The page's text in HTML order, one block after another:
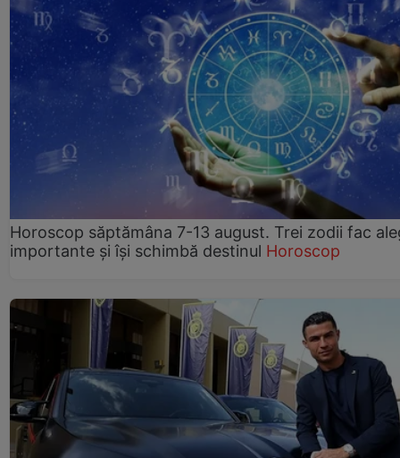
Horoscop săptămâna 7-13 august. Trei zodii fac
importante și își schimbă destinul Horoscop